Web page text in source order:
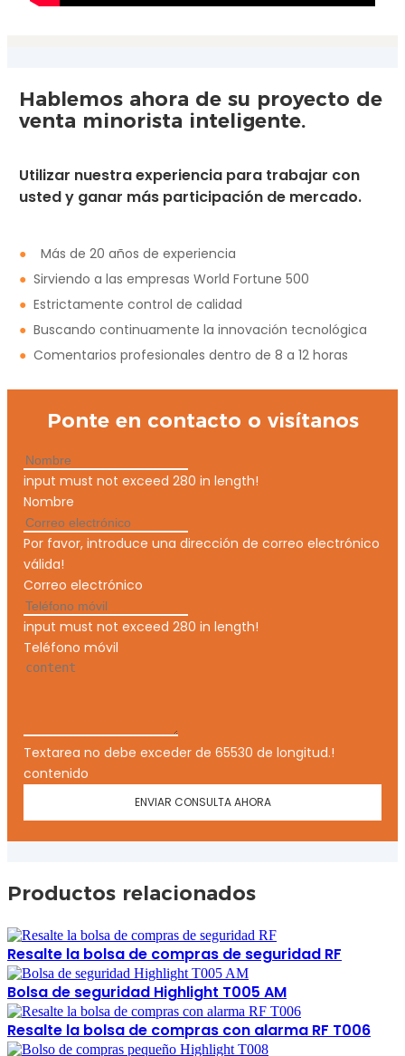
Hablemos ahora de su proyecto de
venta minorista inteligente.
Utilizar nuestra experiencia para trabajar con
usted y ganar más participación de mercado.
●
Más de 20 años de experiencia
●Sirviendo a las empresas World Fortune 500
●Estrictamente control de calidad
●Buscando continuamente la innovación tecnológica
●Comentarios profesionales dentro de 8 a 12 horas
Ponte en contacto o visítanos
input must not exceed 280 in length!
Nombre
Por favor, introduce una dirección de correo electrónico
válida!
Correo electrónico
input must not exceed 280 in length!
Teléfono móvil
Textarea no debe exceder de 65530 de longitud.!
contenido
ENVIAR CONSULTA AHORA
Productos relacionados
Resalte la bolsa de compras de seguridad RF
Bolsa de seguridad Highlight T005 AM
Resalte la bolsa de compras con alarma RF T006